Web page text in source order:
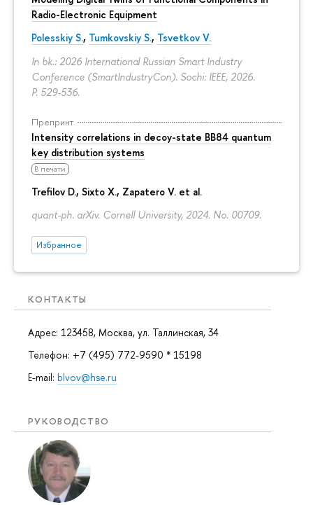
Radio-Electronic Equipment
Polesskiy S., Tumkovskiy S., Tsvetkov V.
In bk.: 2026 International Russian Smart Industry
Conference (SmartIndustryCon). Sochi: IEEE, 2026.
P. 529-536.
Препринт
Intensity correlations in decoy-state BB84 quantum
key distribution systems
В печати
Trefilov D., Sixto X., Zapatero V. et al.
quant-ph. arXiv. Cornell University, 2024. No. 00709.
Избранное
КОНТАКТЫ
Адрес: 123458, Москва, ул. Таллинская, 34
Телефон: +7 (495) 772-9590 * 15198
E-mail: blvov@hse.ru
РУКОВОДСТВО